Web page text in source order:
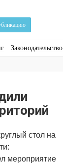
Законодательство
стол на
мероприятие